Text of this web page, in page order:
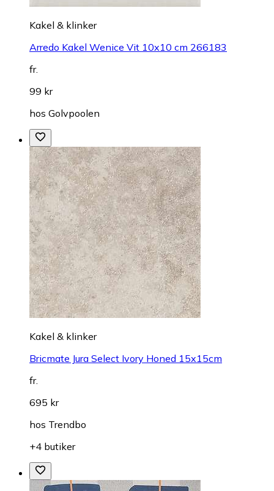
Kakel & klinker
Arredo Kakel Wenice Vit 10x10 cm 266183
fr.
99 kr
hos Golvpoolen
Kakel & klinker
Bricmate Jura Select Ivory Honed 15x15cm
fr.
695 kr
hos Trendbo
+4 butiker